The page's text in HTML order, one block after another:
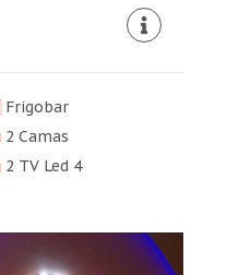
Frigobar
2 Camas
2 TV Led 4